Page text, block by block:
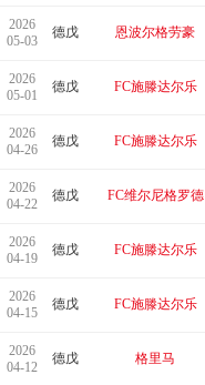
2026
05-03
德戊 恩波尔格劳豪
2026
05-01
德戊 FC施滕达尔乐
2026
04-26
德戊 FC施滕达尔乐
2026
04-22
德戊 FC维尔尼格罗德
2026
04-19
德戊 FC施滕达尔乐
2026
04-15
德戊 FC施滕达尔乐
2026
04-12
德戊 格里马